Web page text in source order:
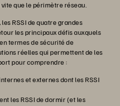
que le périmètre réseau.
RSSI de quatre grandes
les principaux défis auxquels
termes de sécurité de
réelles qui permettent de les
pour comprendre :
et externes dont les RSSI
les RSSI de dormir (et les